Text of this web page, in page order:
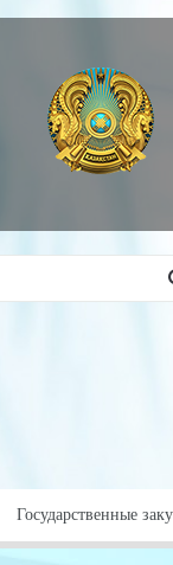
Государственные